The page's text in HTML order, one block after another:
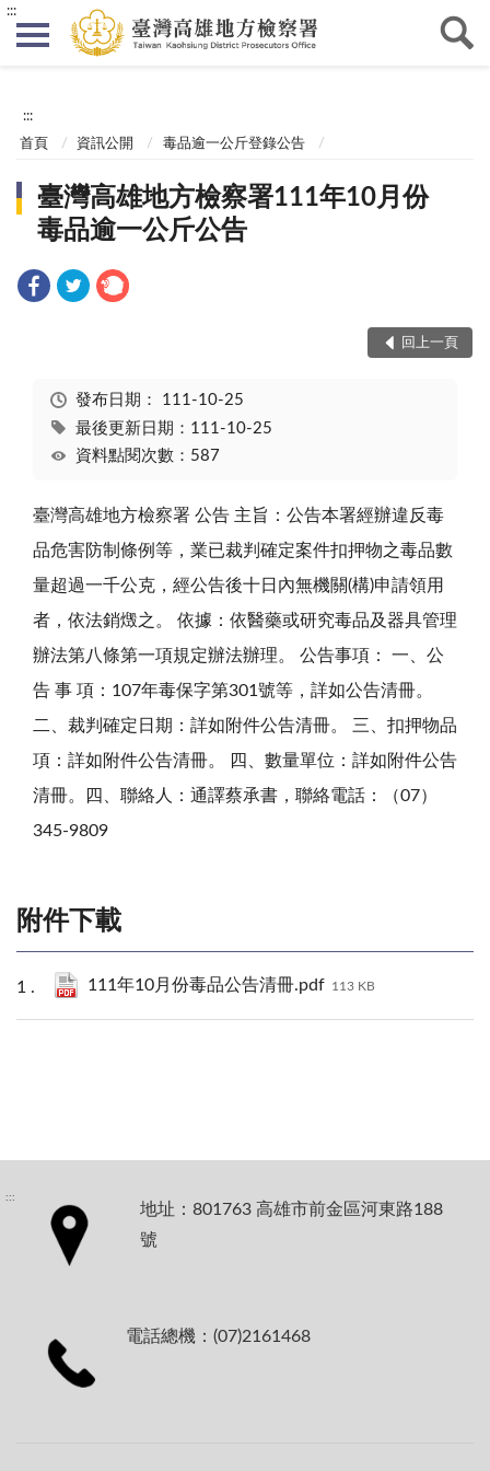
:::
:::
首頁 資訊公開 毒品逾一公斤登錄公告
臺灣高雄地方檢察署111年10月份
毒品逾一公斤公告
回上一頁
發布日期： 111-10-25
最後更新日期：111-10-25
資料點閱次數：587
臺灣高雄地方檢察署 公告 主旨：公告本署經辦違反毒
品危害防制條例等，業已裁判確定案件扣押物之毒品數
量超過一千公克，經公告後十日內無機關(構)申請領用
者，依法銷燬之。 依據：依醫藥或研究毒品及器具管理
辦法第八條第一項規定辦法辦理。 公告事項： 一、公
告 事 項：107年毒保字第301號等，詳如公告清冊。
二、裁判確定日期：詳如附件公告清冊。 三、扣押物品
項：詳如附件公告清冊。 四、數量單位：詳如附件公告
清冊。四、聯絡人：通譯蔡承書，聯絡電話：（07）
345-9809
附件下載
111年10月份毒品公告清冊.pdf 113 KB
:::
地址：801763 高雄市前金區河東路188
號
電話總機：(07)2161468